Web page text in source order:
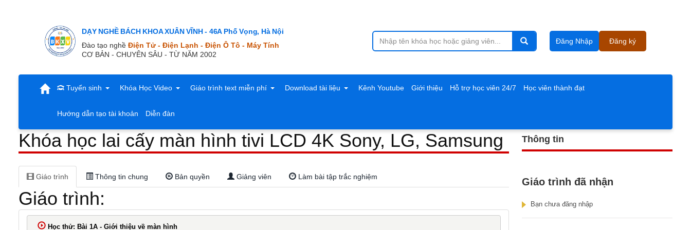
Khóa
học
lai
màn
hình
tivi
DẠY NGHỀ BÁCH KHOA XUÂN VĨNH - 46A Phố Vọng, Hà Nội
Đào tạo nghề Điện Tử - Điện Lạnh - Điện Ô Tô - Máy Tính
CƠ BẢN - CHUYÊN SÂU - TỪ NĂM 2002
Đăng Nhập Đăng ký
Tuyển sinh Khóa Học Video Giáo trình text miễn phí Download tài liệu Kênh Youtube Giới thiệu Hỗ trợ học viên 24/7 Học viên thành đạt
Hướng dẫn tạo tài khoản Diễn đàn
Khóa học lai cấy màn hình tivi LCD 4K Sony, LG, Samsung
Giáo trình Thông tin chung Bản quyền Giảng viên Làm bài tập trắc nghiệm
Giáo trình:
Học thử: Bài 1A - Giới thiệu về màn hình
Thông tin
Giáo trình đã nhận
Bạn chưa đăng nhập